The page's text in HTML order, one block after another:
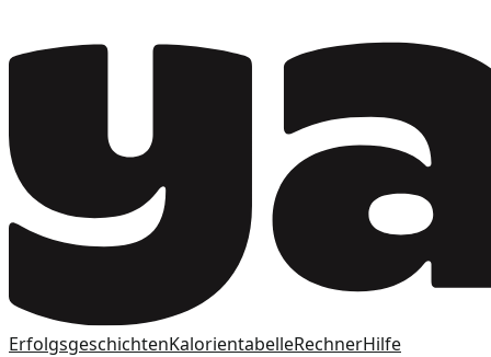
ErfolgsgeschichtenKalorientabelleRechnerHilfe